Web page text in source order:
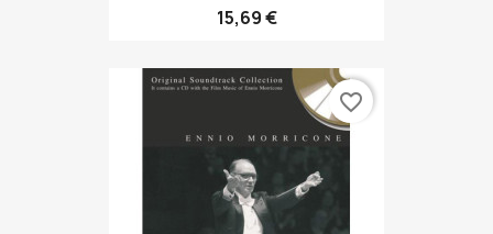
15,69 €
favorite_border